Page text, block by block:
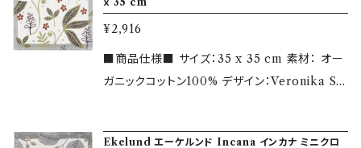
ており、環境負荷のない製法で製造しています。
小さなお子様から大人まで安心してお使いいた
だけます。
す。 https://www.mizuiro-butik.jp/blog/2
018/09/01/144743 ＜エーケルンドについて＞
1695年創業のエーケルンドは、スウェーデン老
舗のテキスタイルブランドです。 伝統的な技術を
¥2,916
■商品仕様■ サイズ：35 x 35 cm 素材： オー
ガニックコットン100% デザイン：Veronika Sei
Ekelund エーケルンド Incana インカナ ミニクロ